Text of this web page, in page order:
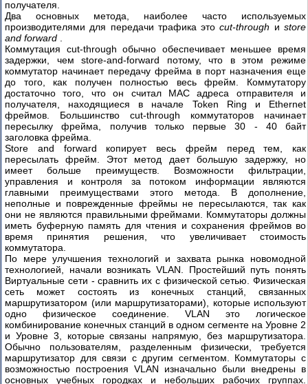
получателя.
Два основных метода, наиболее часто используемых
производителями для передачи трафика этоcut-through иstore
and forward
Коммутация cut-through обычно обеспечивает меньшее время
задержки, чем store-and-forward потому, что в этом режиме
коммутатор начинает передачу фрейма в порт назначения еще
до того, как получен полностью весь фрейм. Коммутатору
достаточно того, что он считал MAC адреса отправителя и
получателя, находящиеся в начале Token Ring и Ethernet
фреймов. Большинство cut-through коммутаторов начинает
пересылку фрейма, получив только первые 30 - 40 байт
заголовка фрейма.
Store and forward копирует весь фрейм перед тем, как
пересылать фрейм. Этот метод дает большую задержку, но
имеет больше преимуществ. Возможности фильтрации,
управления и контроля за потоком информации являются
главными преимуществами этого метода. В дополнение,
неполные и поврежденные фреймы не пересылаются, так как
они не являются правильными фреймами. Коммутаторы должны
иметь буферную память для чтения и сохранения фреймов во
время принятия решения, что увеличивает стоимость
коммутатора.
По мере улучшения технологий и захвата рынка новомодной
технологией, начали возникать VLAN. Простейший путь понять
Виртуальные сети - сравнить их с физической сетью. Физическая
сеть может состоять из конечных станций, связанных
маршрутизатором (или маршрутизаторами), которые используют
одно физическое соединение. VLAN это логическое
комбинирование конечных станций в одном сегменте на Уровне 2
и Уровне 3, которые связаны напрямую, без маршрутизатора.
Обычно пользователям, разделенным физически, требуется
маршрутизатор для связи с другим сегментом. Коммутаторы с
возможностью построения VLAN изначально были внедрены в
основных учебных городках и небольших рабочих группах.